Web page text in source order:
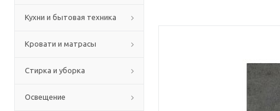
Кухни и бытовая техника
Кровати и матрасы
Стирка и уборка
Освещение